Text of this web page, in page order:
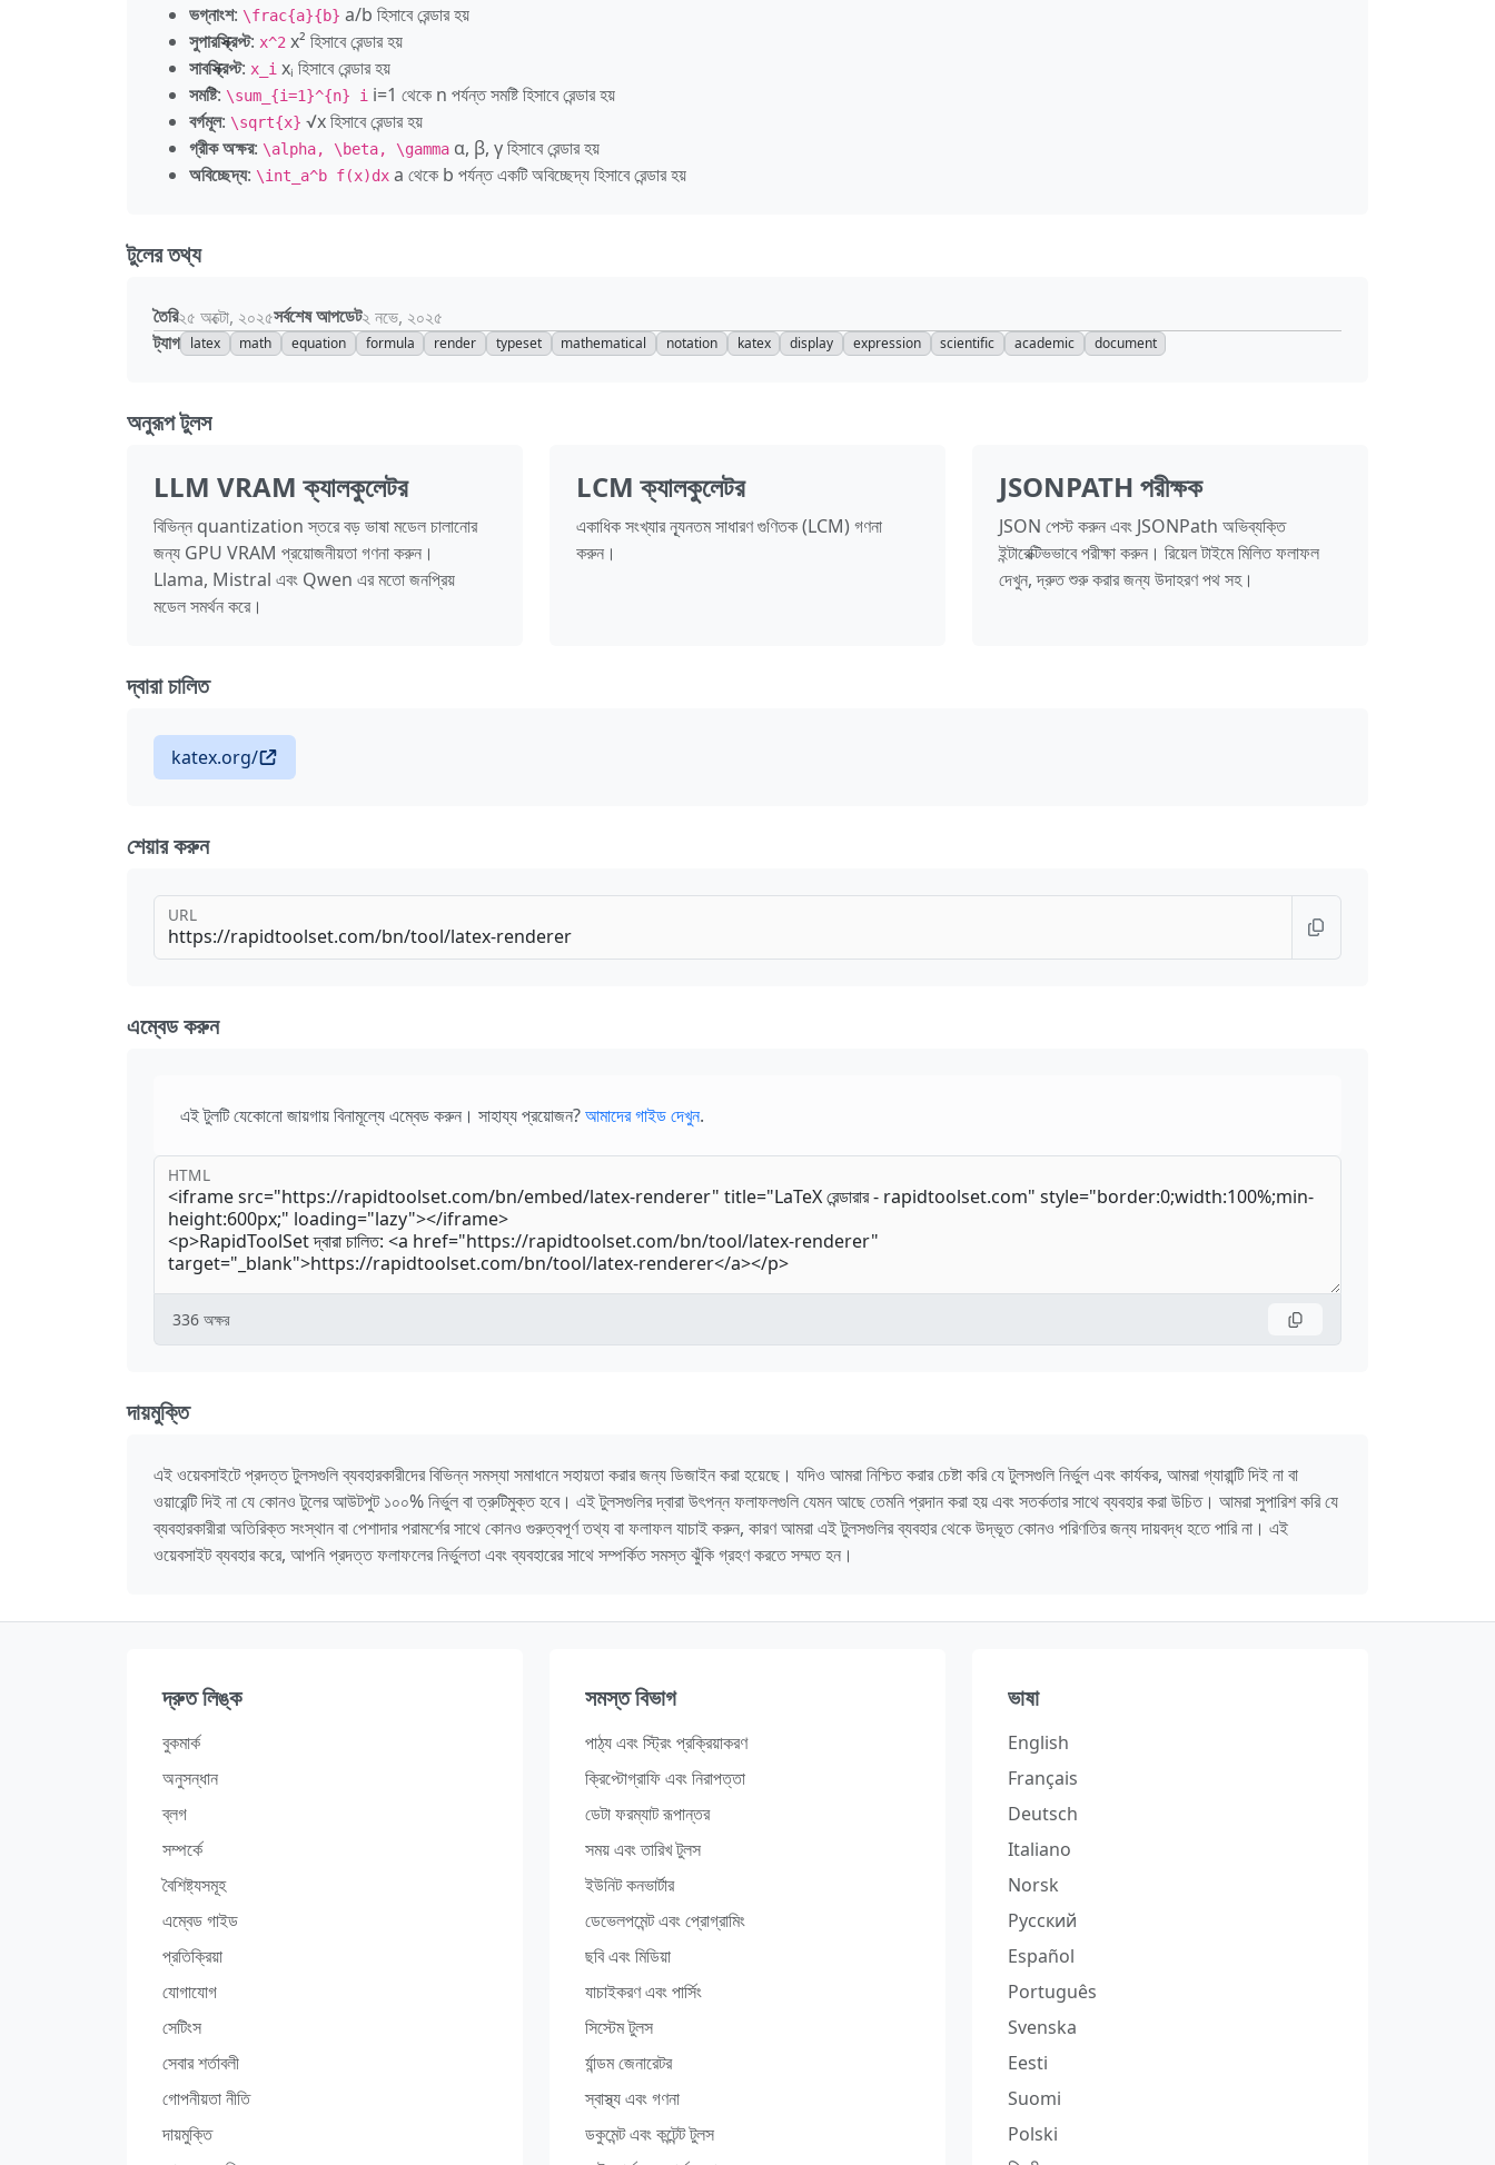
ভগ্নাংশ: \frac{a}{b} a/b হিসাবে রেন্ডার হয়
সুপারস্ক্রিপ্ট: x^2 x² হিসাবে রেন্ডার হয়
সাবস্ক্রিপ্ট: x_i xᵢ হিসাবে রেন্ডার হয়
সমষ্টি: \sum_{i=1}^{n} i i=1 থেকে n পর্যন্ত সমষ্টি হিসাবে রেন্ডার হয়
বর্গমূল: \sqrt{x} √x হিসাবে রেন্ডার হয়
গ্রীক অক্ষর: \alpha, \beta, \gamma α, β, γ হিসাবে রেন্ডার হয়
অবিচ্ছেদ্য: \int_a^b f(x)dx a থেকে b পর্যন্ত একটি অবিচ্ছেদ্য হিসাবে রেন্ডার হয়
টুলের তথ্য
তৈরি২৫ অক্টো, ২০২৫সর্বশেষ আপডেট২ নভে, ২০২৫
ট্যাগ latex math equation formula render typeset mathematical notation katex display expression scientific academic document
অনুরূপ টুলস
LLM VRAM ক্যালকুলেটর
বিভিন্ন quantization স্তরে বড় ভাষা মডেল চালানোর
জন্য GPU VRAM প্রয়োজনীয়তা গণনা করুন।
Llama, Mistral এবং Qwen এর মতো জনপ্রিয়
মডেল সমর্থন করে।
LCM ক্যালকুলেটর
একাধিক সংখ্যার ন্যূনতম সাধারণ গুণিতক (LCM) গণনা
করুন।
JSONPATH পরীক্ষক
JSON পেস্ট করুন এবং JSONPath অভিব্যক্তি
ইন্টারেক্টিভভাবে পরীক্ষা করুন। রিয়েল টাইমে মিলিত ফলাফল
দেখুন, দ্রুত শুরু করার জন্য উদাহরণ পথ সহ।
দ্বারা চালিত
katex.org/
শেয়ার করুন
URL
এম্বেড করুন
এই টুলটি যেকোনো জায়গায় বিনামূল্যে এম্বেড করুন। সাহায্য প্রয়োজন?আমাদের গাইড দেখুন.
HTML
336 অক্ষর
দায়মুক্তি
এই ওয়েবসাইটে প্রদত্ত টুলসগুলি ব্যবহারকারীদের বিভিন্ন সমস্যা সমাধানে সহায়তা করার জন্য ডিজাইন করা হয়েছে। যদিও আমরা নিশ্চিত করার চেষ্টা করি যে টুলসগুলি নির্ভুল এবং কার্যকর, আমরা গ্যারান্টি দিই না বা
ওয়ারেন্টি দিই না যে কোনও টুলের আউটপুট ১০০% নির্ভুল বা ত্রুটিমুক্ত হবে। এই টুলসগুলির দ্বারা উৎপন্ন ফলাফলগুলি যেমন আছে তেমনি প্রদান করা হয় এবং সতর্কতার সাথে ব্যবহার করা উচিত। আমরা সুপারিশ করি যে
ব্যবহারকারীরা অতিরিক্ত সংস্থান বা পেশাদার পরামর্শের সাথে কোনও গুরুত্বপূর্ণ তথ্য বা ফলাফল যাচাই করুন, কারণ আমরা এই টুলসগুলির ব্যবহার থেকে উদ্ভূত কোনও পরিণতির জন্য দায়বদ্ধ হতে পারি না। এই
ওয়েবসাইট ব্যবহার করে, আপনি প্রদত্ত ফলাফলের নির্ভুলতা এবং ব্যবহারের সাথে সম্পর্কিত সমস্ত ঝুঁকি গ্রহণ করতে সম্মত হন।
দ্রুত লিঙ্ক
বুকমার্ক
অনুসন্ধান
ব্লগ
সম্পর্কে
বৈশিষ্ট্যসমূহ
এম্বেড গাইড
প্রতিক্রিয়া
যোগাযোগ
সেটিংস
সেবার শর্তাবলী
গোপনীয়তা নীতি
দায়মুক্তি
সমস্ত বিভাগ
পাঠ্য এবং স্ট্রিং প্রক্রিয়াকরণ
ক্রিপ্টোগ্রাফি এবং নিরাপত্তা
ডেটা ফরম্যাট রূপান্তর
সময় এবং তারিখ টুলস
ইউনিট কনভার্টার
ডেভেলপমেন্ট এবং প্রোগ্রামিং
ছবি এবং মিডিয়া
যাচাইকরণ এবং পার্সিং
সিস্টেম টুলস
র্যান্ডম জেনারেটর
স্বাস্থ্য এবং গণনা
ডকুমেন্ট এবং কন্টেন্ট টুলস
ভাষা
English
Français
Deutsch
Italiano
Norsk
Русский
Español
Português
Svenska
Eesti
Suomi
Polski